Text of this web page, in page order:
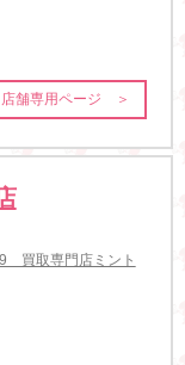
店舗専用ページ ＞
買取専門店ミント